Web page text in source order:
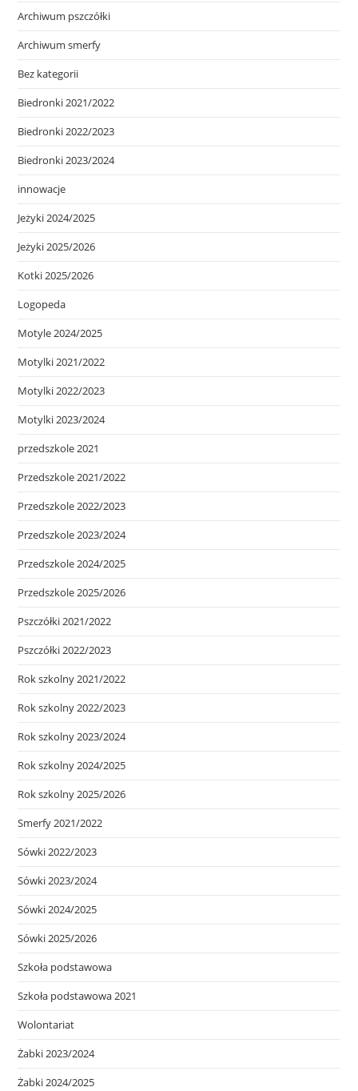
Archiwum pszczółki
Archiwum smerfy
Bez kategorii
Biedronki 2021/2022
Biedronki 2022/2023
Biedronki 2023/2024
innowacje
Jeżyki 2024/2025
Jeżyki 2025/2026
Kotki 2025/2026
Logopeda
Motyle 2024/2025
Motylki 2021/2022
Motylki 2022/2023
Motylki 2023/2024
przedszkole 2021
Przedszkole 2021/2022
Przedszkole 2022/2023
Przedszkole 2023/2024
Przedszkole 2024/2025
Przedszkole 2025/2026
Pszczółki 2021/2022
Pszczółki 2022/2023
Rok szkolny 2021/2022
Rok szkolny 2022/2023
Rok szkolny 2023/2024
Rok szkolny 2024/2025
Rok szkolny 2025/2026
Smerfy 2021/2022
Sówki 2022/2023
Sówki 2023/2024
Sówki 2024/2025
Sówki 2025/2026
Szkoła podstawowa
Szkoła podstawowa 2021
Wolontariat
Żabki 2023/2024
Żabki 2024/2025